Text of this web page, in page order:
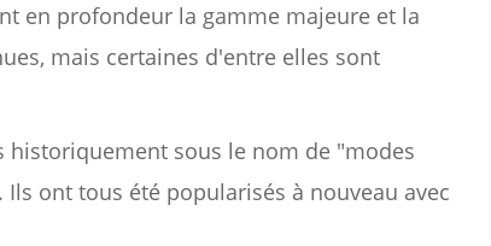
en profondeur la gamme majeure et la
mais certaines d'entre elles sont
historiquement sous le nom de "modes
ont tous été popularisés à nouveau avec